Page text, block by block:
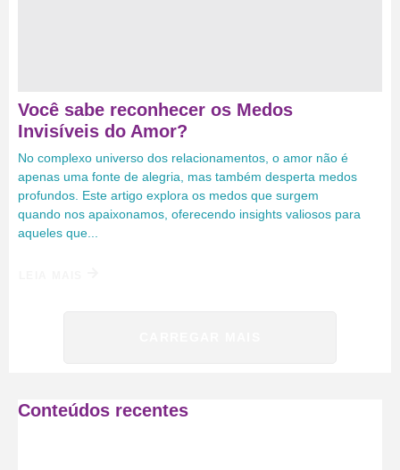
Você sabe reconhecer os Medos
Invisíveis do Amor?
No complexo universo dos relacionamentos, o amor não é
apenas uma fonte de alegria, mas também desperta medos
profundos. Este artigo explora os medos que surgem
quando nos apaixonamos, oferecendo insights valiosos para
aqueles que...
Conteúdos recentes